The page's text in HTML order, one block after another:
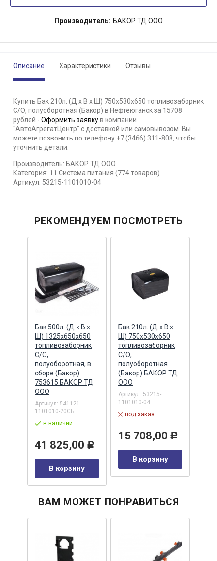
Производитель: БАКОР ТД ООО
Описание Характеристики Отзывы
Купить Бак 210л. (Д х В х Ш) 750x530x650 топливозаборник
С/О, полуоборотная (Бакор) в Нефтеюганск за 15708
рублей - Оформить заявкув компании
"АвтоАгрегатЦентр" с доставкой или самовывозом. Вы
можете позвонить по телефону +7 (3466) 311-808, чтобы
уточнить детали.
Производитель: БАКОР ТД ООО
Категория: 11 Система питания (774 товаров)
Артикул: 53215-1101010-04
РЕКОМЕНДУЕМ ПОСМОТРЕТЬ
Бак 500л. (Д х В х
Ш) 1325х650х650
топливозаборник
С/О,
полуоборотная, в
сборе (Бакор)
753615 БАКОР ТД
ООО
Артикул: 541121-
1101010-20СБ
в наличии
41 825,00 Р
В корзину
Бак 210л. (Д х В х
Ш) 750x530x650
топливозаборник
С/О,
полуоборотная
(Бакор) БАКОР ТД
ООО
Артикул: 53215-
1101010-04
под заказ
15 708,00 Р
В корзину
ВАМ МОЖЕТ ПОНРАВИТЬСЯ